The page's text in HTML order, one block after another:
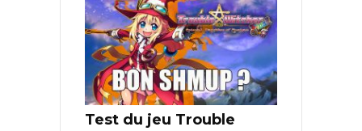
Test du jeu Trouble